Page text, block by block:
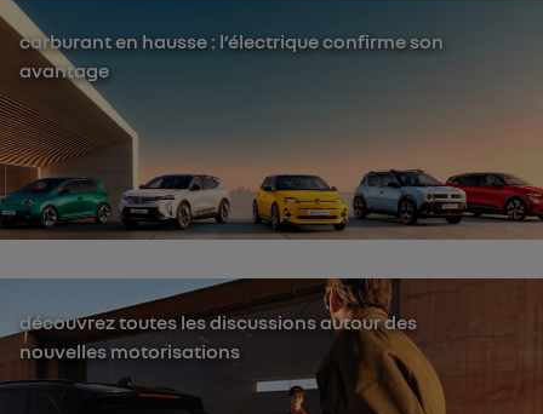
carburant en hausse : l’électrique confirme son
avantage
découvrez toutes les discussions autour des
nouvelles motorisations